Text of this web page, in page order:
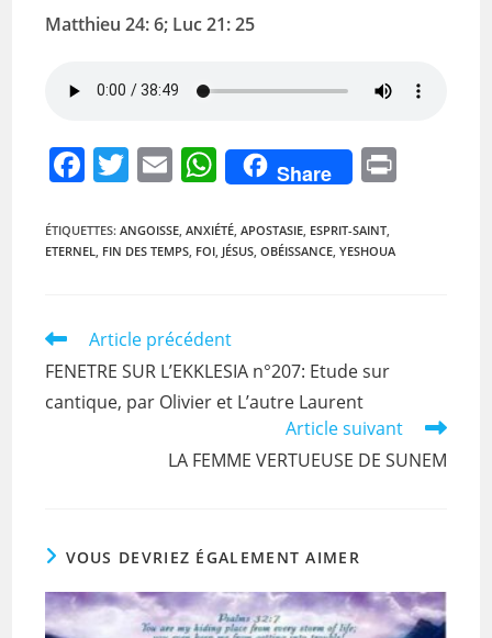
publication :
Matthieu 24: 6; Luc 21: 25
F
c
e
o
o
k
T
itt
er
E
ai
l
W
h
at
s
p
p
Share
ÉTIQUETTES:ANGOISSE ANXIÉTÉ APOSTASIE ESPRIT-SAINT
ETERNEL
FIN DES TEMPS FOI JÉSUS OBÉISSANCE YESHOUA
Read
articles
Article précédent
FENETRE SUR L’EKKLESIA n°207: Etude sur
cantique, par Olivier et L’autre Laurent
Article suivant
LA FEMME VERTUEUSE DE SUNEM
VOUS DEVRIEZ ÉGALEMENT AIMER